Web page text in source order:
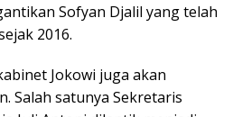
Sofyan Djalil yang telah
2016.
Jokowi juga akan
Salah satunya Sekretaris